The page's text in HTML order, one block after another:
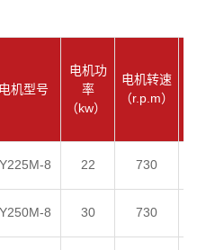
电机型号
电机功
率
（kw）
电机转速
（r.p.m）
Y225M-8 22 730
Y250M-8 30 730